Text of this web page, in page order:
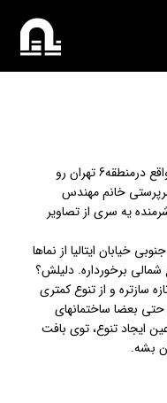
در دنباله بازدیدهای نماخوانی، خیابان ایتالیا واقع درمنطقه6 تهران رو
سرپرستی خانم مهندس
یه سری از تصاویر
خیابان ایتالیا از نماها
برخورداره. دلیلش؟
سازتره و از تنوع کمتری
بعضا ساختمانهای
ایجاد تنوع، توی بافت
بشه.